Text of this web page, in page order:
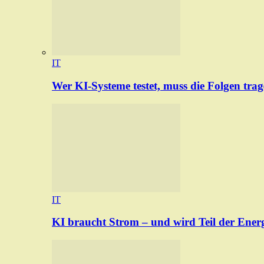
IT
Wer KI-Systeme testet, muss die Folgen
IT
KI braucht Strom – und wird Teil der